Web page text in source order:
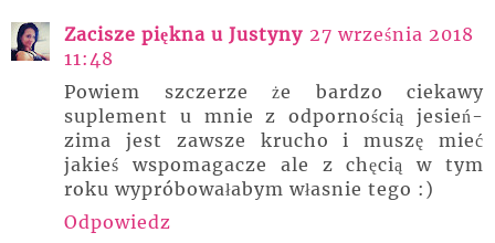
Zacisze piękna u Justyny 27 września 2018
11:48
Powiem szczerze że bardzo ciekawy
suplement u mnie z odpornością jesień-
zima jest zawsze krucho i muszę mieć
jakieś wspomagacze ale z chęcią w tym
roku wypróbowałabym własnie tego :)
Odpowiedz